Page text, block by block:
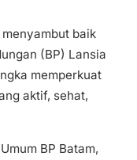
menyambut baik
(BP) Lansia
memperkuat
aktif, sehat,
BP Batam,